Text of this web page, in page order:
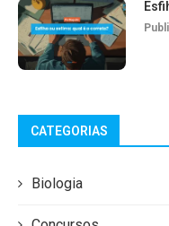
CATEGORIAS
Biologia